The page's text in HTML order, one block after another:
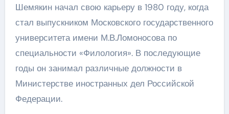
Шемякин начал свою карьеру в 1980 году, когда
стал выпускником Московского государственного
университета имени М.В.Ломоносова по
специальности «Филология». В последующие
годы он занимал различные должности в
Министерстве иностранных дел Российской
Федерации.